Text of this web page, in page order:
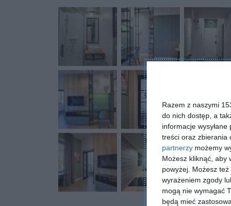
Razem z naszymi
do nich dostęp, a
informacje
treści oraz zbierania
partnerzy możemy
Możesz kliknąć, aby
powyżej. Możesz
wyrażeniem zgody
mogą nie wymagać
będą mieć